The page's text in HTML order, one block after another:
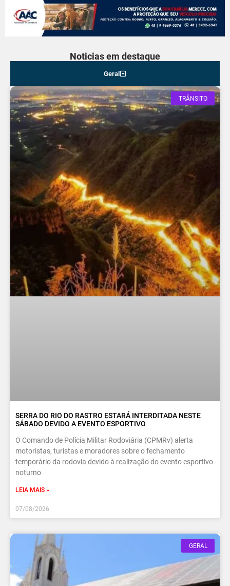
Noticias em destaque
Geral
TRÂNSITO
SERRA DO RIO DO RASTRO ESTARÁ INTERDITADA NESTE
SÁBADO DEVIDO A EVENTO ESPORTIVO
O Comando de Polícia Militar Rodoviária (CPMRv) alerta
motoristas, turistas e moradores sobre o fechamento
temporário da rodovia devido à realização do evento esportivo
noturno
LEIA MAIS »
07/08/2026
GERAL